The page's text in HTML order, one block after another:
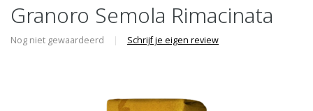
Granoro Semola Rimacinata
Nog niet gewaardeerd | Schrijf je eigen review